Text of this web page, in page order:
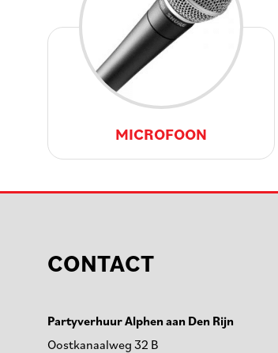
MICROFOON
CONTACT
Partyverhuur Alphen aan Den Rijn
Oostkanaalweg 32 B